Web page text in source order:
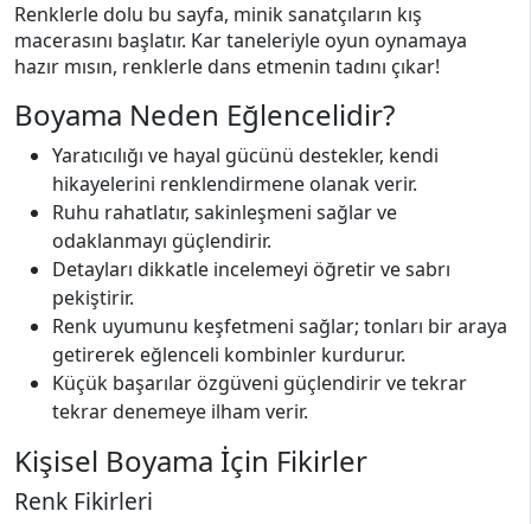
Renklerle dolu bu sayfa, minik sanatçıların kış
macerasını başlatır. Kar taneleriyle oyun oynamaya
hazır mısın, renklerle dans etmenin tadını çıkar!
Boyama Neden Eğlencelidir?
Yaratıcılığı ve hayal gücünü destekler, kendi
hikayelerini renklendirmene olanak verir.
Ruhu rahatlatır, sakinleşmeni sağlar ve
odaklanmayı güçlendirir.
Detayları dikkatle incelemeyi öğretir ve sabrı
pekiştirir.
Renk uyumunu keşfetmeni sağlar; tonları bir araya
getirerek eğlenceli kombinler kurdurur.
Küçük başarılar özgüveni güçlendirir ve tekrar
tekrar denemeye ilham verir.
Kişisel Boyama İçin Fikirler
Renk Fikirleri